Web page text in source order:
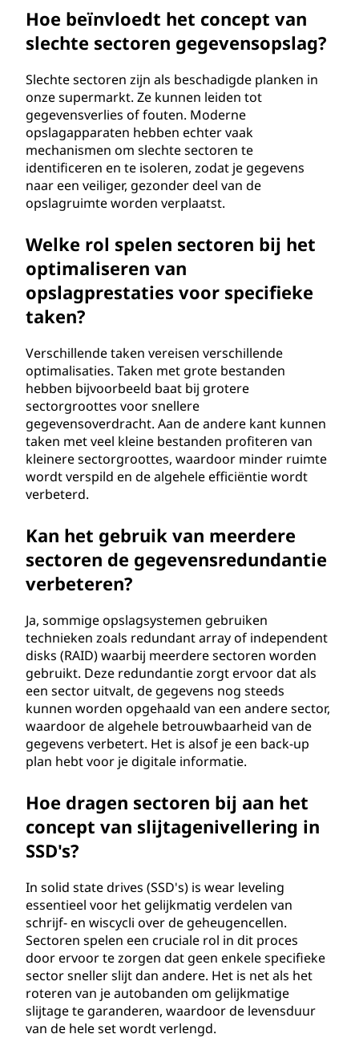
Hoe beïnvloedt het concept van
slechte sectoren gegevensopslag?
Slechte sectoren zijn als beschadigde planken in
onze supermarkt. Ze kunnen leiden tot
gegevensverlies of fouten. Moderne
opslagapparaten hebben echter vaak
mechanismen om slechte sectoren te
identificeren en te isoleren, zodat je gegevens
naar een veiliger, gezonder deel van de
opslagruimte worden verplaatst.
Welke rol spelen sectoren bij het
optimaliseren van
opslagprestaties voor specifieke
taken?
Verschillende taken vereisen verschillende
optimalisaties. Taken met grote bestanden
hebben bijvoorbeeld baat bij grotere
sectorgroottes voor snellere
gegevensoverdracht. Aan de andere kant kunnen
taken met veel kleine bestanden profiteren van
kleinere sectorgroottes, waardoor minder ruimte
wordt verspild en de algehele efficiëntie wordt
verbeterd.
Kan het gebruik van meerdere
sectoren de gegevensredundantie
verbeteren?
Ja, sommige opslagsystemen gebruiken
technieken zoals redundant array of independent
disks (RAID) waarbij meerdere sectoren worden
gebruikt. Deze redundantie zorgt ervoor dat als
een sector uitvalt, de gegevens nog steeds
kunnen worden opgehaald van een andere sector,
waardoor de algehele betrouwbaarheid van de
gegevens verbetert. Het is alsof je een back-up
plan hebt voor je digitale informatie.
Hoe dragen sectoren bij aan het
concept van slijtagenivellering in
SSD's?
In solid state drives (SSD's) is wear leveling
essentieel voor het gelijkmatig verdelen van
schrijf- en wiscycli over de geheugencellen.
Sectoren spelen een cruciale rol in dit proces
door ervoor te zorgen dat geen enkele specifieke
sector sneller slijt dan andere. Het is net als het
roteren van je autobanden om gelijkmatige
slijtage te garanderen, waardoor de levensduur
van de hele set wordt verlengd.